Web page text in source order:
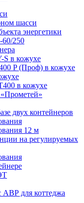
шасси
энергетики
250
S в кожухе
P (Проф) в кожухе
в кожухе
двух контейнеров
12 м
на регулируемых
АВР для коттеджа